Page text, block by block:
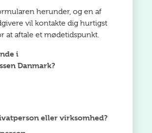
herunder, og en af
vil kontakte dig hurtigst
at aftale et mødetidspunkt.
i
Danmark?
eller virksomhed?